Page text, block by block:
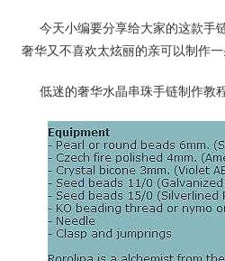
今天小编要分享给大家的这款手
奢华又不喜欢太炫丽的亲可以制作一
低迷的奢华水晶串珠手链制作教